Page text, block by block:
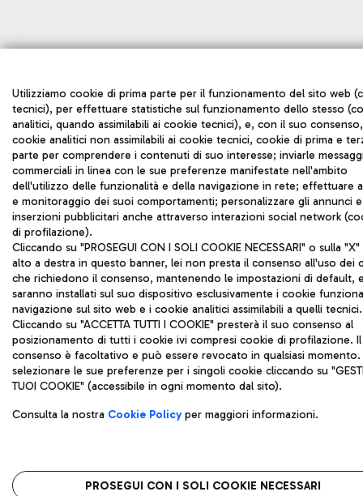
Utilizziamo cookie di prima parte per il funzionamento del sito web
tecnici), per effettuare statistiche sul funzionamento dello stesso
analitici, quando assimilabili ai cookie tecnici), e, con il suo consenso,
cookie analitici non assimilabili ai cookie tecnici, cookie di prima e
parte per comprendere i contenuti di suo interesse; inviarle
commerciali in linea con le sue preferenze manifestate nell'ambito
dell'utilizzo delle funzionalità e della navigazione in rete; effettuare
e monitoraggio dei suoi comportamenti; personalizzare gli annunci
inserzioni pubblicitari anche attraverso interazioni social network
di profilazione).
Cliccando su "PROSEGUI CON I SOLI COOKIE NECESSARI" o sulla "X"
alto a destra in questo banner, lei non presta il consenso all'uso dei
che richiedono il consenso, mantenendo le impostazioni di default,
saranno installati sul suo dispositivo esclusivamente i cookie
navigazione sul sito web e i cookie analitici assimilabili a quelli tecnici.
Cliccando su "ACCETTA TUTTI I COOKIE" presterà il suo consenso al
posizionamento di tutti i cookie ivi compresi cookie di profilazione. Il
consenso è facoltativo e può essere revocato in qualsiasi
selezionare le sue preferenze per i singoli cookie cliccando su
TUOI COOKIE" (accessibile in ogni momento dal sito).
Consulta la nostra Cookie Policyper maggiori informazioni.
PROSEGUI CON I SOLI COOKIE NECESSARI